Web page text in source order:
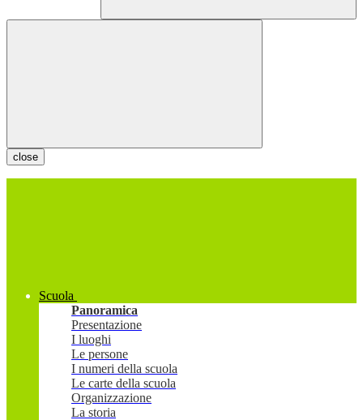
close
Scuola
Panoramica
Presentazione
I luoghi
Le persone
I numeri della scuola
Le carte della scuola
Organizzazione
La storia